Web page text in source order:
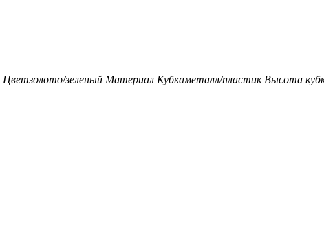
Цветзолото/зеленый Материал Кубкаметалл/пластик Высота